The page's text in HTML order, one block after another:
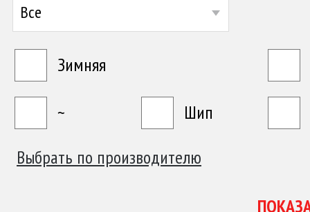
Все
Зимняя
~
Шип
Выбрать по производителю